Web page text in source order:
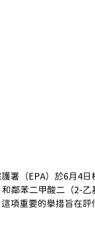
署（EPA）於6月4
鄰苯二甲酸二（2-
項重要的舉措旨在